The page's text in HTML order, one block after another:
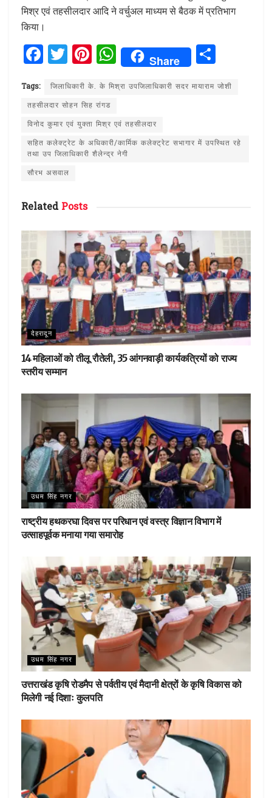
मिश्र एवं तहसीलदार आदि ने वर्चुअल माध्यम से बैठक में प्रतिभाग
किया।
F
a
ce
b
o
o
k
T
w
it
te
r
Pi
n
te
re
st
W
h
at
A
p
Share
ar
Tags:
जिलाधिकारी के. के मिश्रा उपजिलाधिकारी सदर मायाराम जोशी
तहसीलदार सोहन सिह रांगड
विनोद कुमार एवं युक्ता मिश्र एवं तहसीलदार
सहित कलेक्ट्रेट के अधिकारी/कार्मिक कलेक्ट्रेट सभागार में उपस्थित रहे
तथा उप जिलाधिकारी शैलेन्द्र नेगी
सौरभ असवाल
RelatedPosts
देहरादून
14 महिलाओं को तीलू रौतेली, 35 आंगनवाड़ी कार्यकत्रियों को राज्य
स्तरीय सम्मान
उधम सिंह नगर
राष्ट्रीय हथकरघा दिवस पर परिधान एवं वस्त्र विज्ञान विभाग में
उत्साहपूर्वक मनाया गया समारोह
उधम सिंह नगर
उत्तराखंड कृषि रोडमैप से पर्वतीय एवं मैदानी क्षेत्रों के कृषि विकास को
मिलेगी नई दिशाः कुलपति